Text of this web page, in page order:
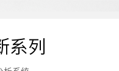
系列